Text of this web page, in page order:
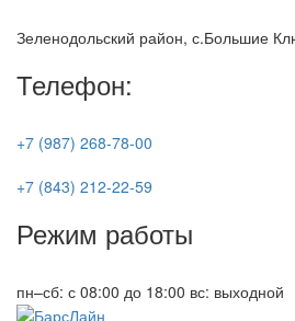
Зеленодольский район, с.Большие
Телефон:
+7 (987) 268-78-00
+7 (843) 212-22-59
Режим работы
пн–сб: с 08:00 до 18:00 вс: выходной